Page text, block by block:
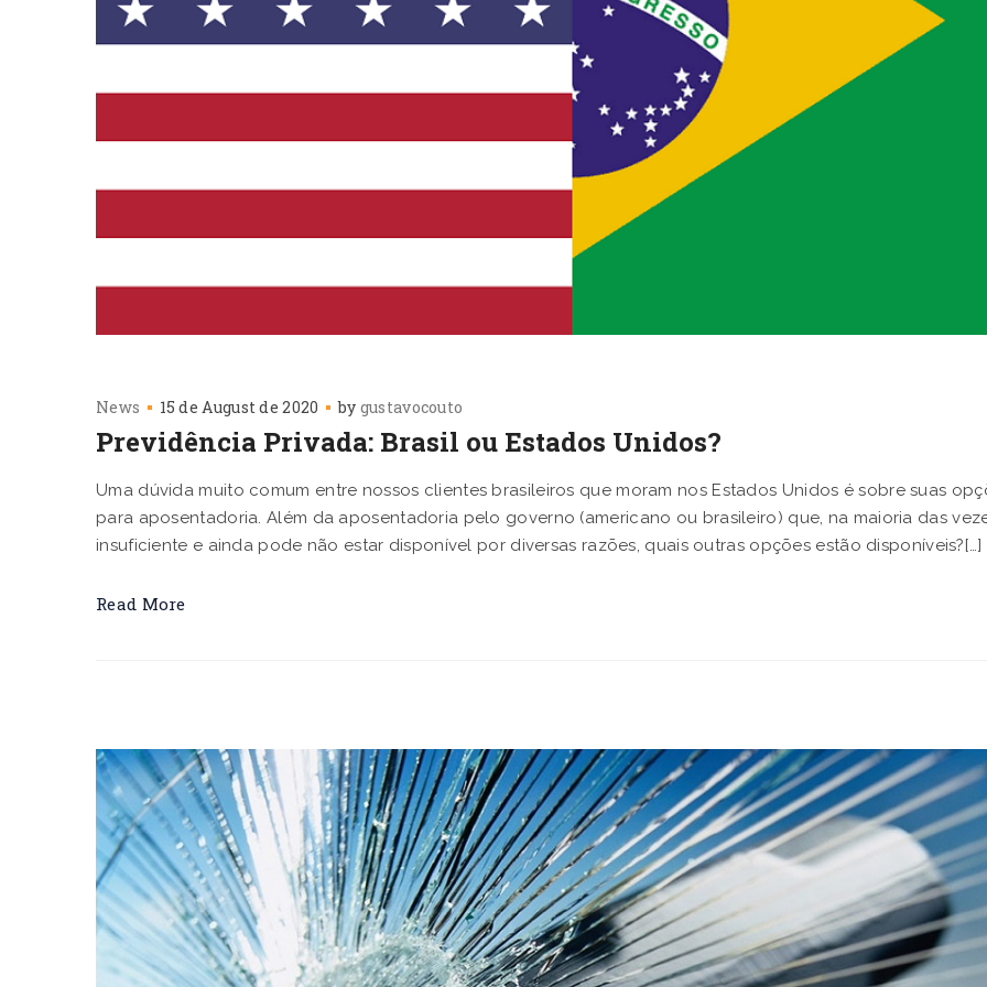
News 15 de August de 2020 by gustavocouto
Previdência Privada: Brasil ou Estados Unidos?
Uma dúvida muito comum entre nossos clientes brasileiros que moram nos Estados Unidos é sobre suas
para aposentadoria. Além da aposentadoria pelo governo (americano ou brasileiro) que, na maioria das
insuficiente e ainda pode não estar disponível por diversas razões, quais outras opções estão disponíveis?[…]
Read More